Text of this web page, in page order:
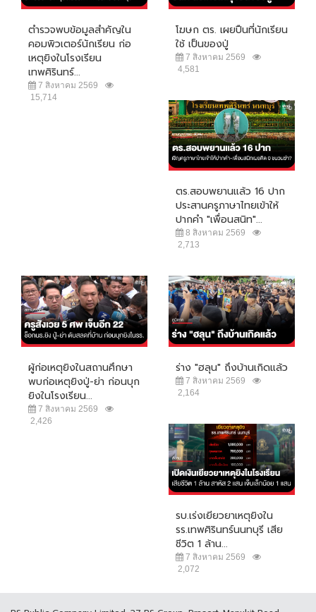
ตำรวจพบข้อมูลสำคัญใน
คอมพิวเตอร์นักเรียน ก่อ
เหตุยิงในโรงเรียน
เทพศิรินทร์...
7 สิงหาคม 2569
15,714
โฆษก ตร. เผยปืนที่นักเรียน
ใช้ เป็นของปู่
7 สิงหาคม 2569
4,581
ตร.สอบพยานแล้ว 16 ปาก
ประสานครูภาษาไทยเข้าให้
ปากคำ "เพื่อนสนิท"...
8 สิงหาคม 2569
2,713
ผู้ก่อเหตุยิงในสถานศึกษา
พบก่อเหตุยิงปู่-ย่า ก่อนบุก
ยิงในโรงเรียน...
7 สิงหาคม 2569
2,426
ร่าง "ฮลุน" ถึงบ้านเกิดแล้ว
7 สิงหาคม 2569
2,164
รบ.เร่งเยียวยาเหตุยิงใน
รร.เทพศิรินทร์นนทบุรี เสีย
ชีวิต 1 ล้าน...
7 สิงหาคม 2569
2,072